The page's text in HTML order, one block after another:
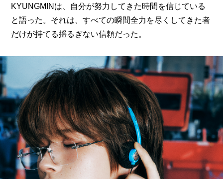
KYUNGMINは、自分が努力してきた時間を信じている
と語った。それは、すべての瞬間全力を尽くしてきた者
だけが持てる揺るぎない信頼だった。